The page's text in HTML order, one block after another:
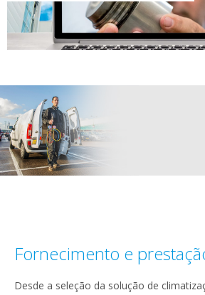
Fornecimento e
Desde a seleção da solução de